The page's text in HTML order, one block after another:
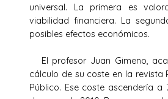
universal. La primera es
viabilidad financiera. La
posibles efectos económicos.
El profesor Juan Gimeno,
cálculo de su coste en la revista
Público. Ese coste ascendería a